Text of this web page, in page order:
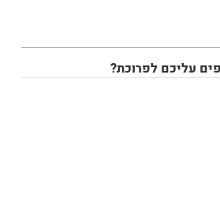
עליכם לפרוכת?